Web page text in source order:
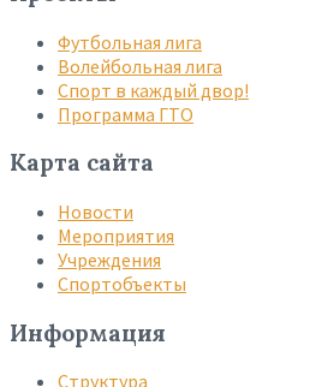
Футбольная лига
Волейбольная лига
Спорт в каждый двор!
Программа ГТО
Карта сайта
Новости
Мероприятия
Учреждения
Спортобъекты
Информация
Структура